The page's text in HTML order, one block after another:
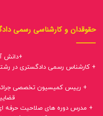
حقوقدان و کارشناسی رسمی
+دانش
+ کارشناس رسمی دادگستری در رشته
+ رییس کمیسیون تخصصی جرائم
+ مدرس دوره های صلاحیت حرفه